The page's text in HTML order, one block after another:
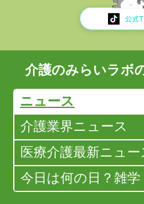
介護のみらいラボ
ニュース
介護業界ニュース
医療介護最新ニュー
今日は何の日？雑学